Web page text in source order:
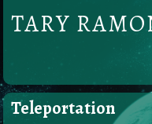
TARY
Teleportation